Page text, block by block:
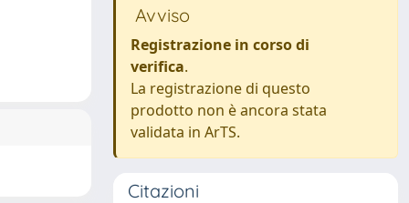
Avviso
Registrazione in corso di
verifica.
La registrazione di questo
prodotto non è ancora stata
validata in ArTS.
Citazioni